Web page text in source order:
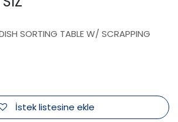
SORTING TABLE W/ SCRAPPING
İstek listesine ekle